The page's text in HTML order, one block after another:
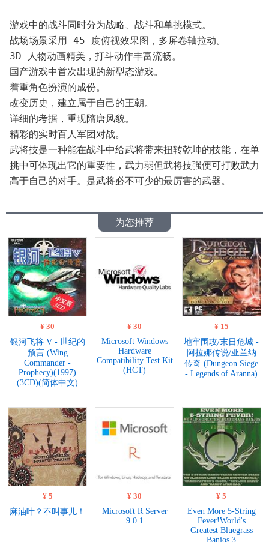
游戏中的战斗同时分为战略、战斗和单挑模式。
战场场景采用 45 度俯视效果图，多屏卷轴拉动。
3D 人物动画精美，打斗动作丰富流畅。
国产游戏中首次出现的新型态游戏。
着重角色扮演的成份。
改变历史，建立属于自己的王朝。
详细的考据，重现隋唐风貌。
精彩的实时百人军团对战。
武将技是一种能在战斗中给武将带来扭转乾坤的技能，在单
挑中可体现出它的重要性，武力弱但武将技强便可打败武力
高于自己的对手。是武将必不可少的最厉害的武器。
为您推荐
¥ 30
银河飞将 V - 世纪的
预言 (Wing
Commander -
Prophecy)(1997)
(3CD)(简体中文)
¥ 30
Microsoft Windows
Hardware
Compatibility Test Kit
(HCT)
¥ 15
地牢围攻/末日危城 -
阿拉娜传说/亚兰纳
传奇 (Dungeon Siege
- Legends of Aranna)
¥ 5
麻油叶？不叫事儿！
¥ 30
Microsoft R Server
9.0.1
¥ 5
Even More 5-String
Fever!World's
Greatest Bluegrass
Banjos 3